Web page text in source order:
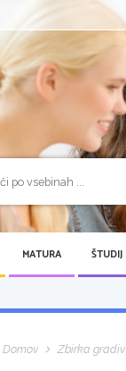
MATURA ŠTUDIJ
Domov Zbirka gradiv